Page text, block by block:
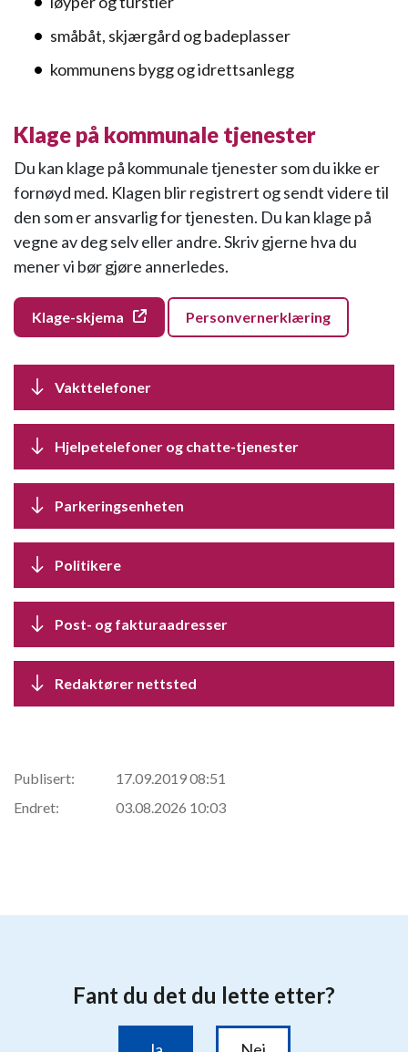
småbåt, skjærgård og badeplasser
kommunens bygg og idrettsanlegg
Klage på kommunale tjenester
Du kan klage på kommunale tjenester som du ikke er
fornøyd med. Klagen blir registrert og sendt videre til
den som er ansvarlig for tjenesten. Du kan klage på
vegne av deg selv eller andre. Skriv gjerne hva du
mener vi bør gjøre annerledes.
Klage-skjema Personvernerklæring
Vakttelefoner
Hjelpetelefoner og chatte-tjenester
Parkeringsenheten
Politikere
Post- og fakturaadresser
Redaktører nettsted
Publisert:
17.09.2019 08:51
Endret:
03.08.2026 10:03